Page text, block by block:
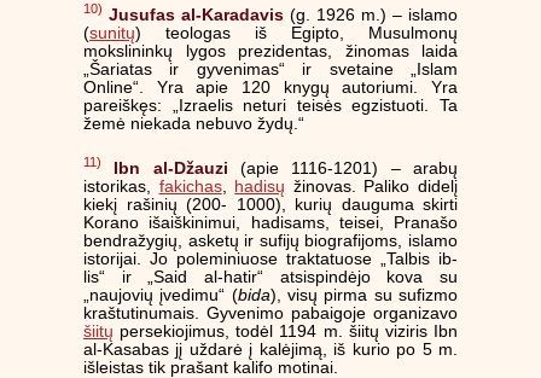
10) Jusufas al-Karadavis (g. 1926 m.) – islamo
(sunitų) teologas iš Egipto, Musulmonų
mokslininkų lygos prezidentas, žinomas laida
„Šariatas ir gyvenimas“ ir svetaine „Islam
Online“. Yra apie 120 knygų autoriumi. Yra
pareiškęs: „Izraelis neturi teisės egzistuoti. Ta
žemė niekada nebuvo žydų.“
11) Ibn al-Džauzi(apie 1116-1201) – arabų
istorikas, fakichas, hadisų žinovas. Paliko didelį
kiekį rašinių (200- 1000), kurių dauguma skirti
Korano išaiškinimui, hadisams, teisei, Pranašo
bendražygių, asketų ir sufijų biografijoms, islamo
istorijai. Jo poleminiuose traktatuose „Talbis ib-
lis“ ir „Said al-hatir“ atsispindėjo kova su
„naujovių įvedimu“ (bida), visų pirma su sufizmo
kraštutinumais. Gyvenimo pabaigoje organizavo
šiitų persekiojimus, todėl 1194 m. šiitų viziris Ibn
al-Kasabas jį uždarė į kalėjimą, iš kurio po 5 m.
išleistas tik prašant kalifo motinai.